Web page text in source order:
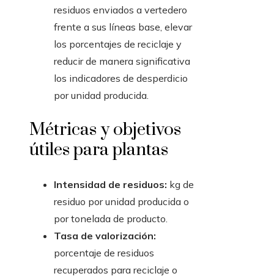
residuos enviados a vertedero
frente a sus líneas base, elevar
los porcentajes de reciclaje y
reducir de manera significativa
los indicadores de desperdicio
por unidad producida.
Métricas y objetivos
útiles para plantas
Intensidad de residuos: kg de
residuo por unidad producida o
por tonelada de producto.
Tasa de valorización:
porcentaje de residuos
recuperados para reciclaje o